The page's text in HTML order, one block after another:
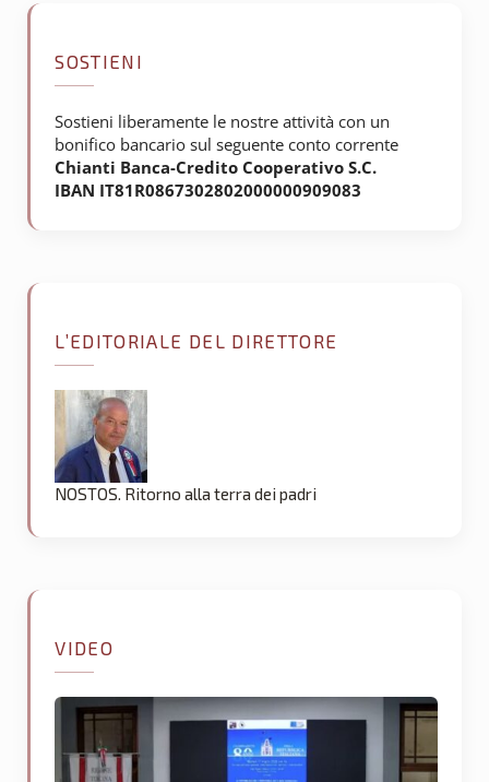
SOSTIENI
Sostieni liberamente le nostre attività con un
bonifico bancario sul seguente conto corrente
Chianti Banca-Credito Cooperativo S.C.
IBAN IT81R0867302802000000909083
L’EDITORIALE DEL DIRETTORE
NOSTOS. Ritorno alla terra dei padri
VIDEO